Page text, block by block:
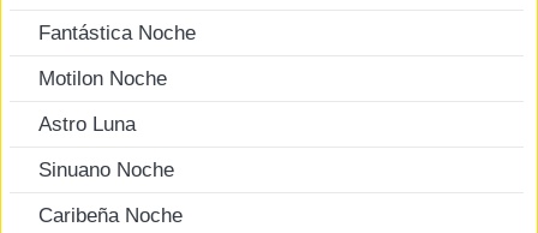
Fantástica Noche
Motilon Noche
Astro Luna
Sinuano Noche
Caribeña Noche